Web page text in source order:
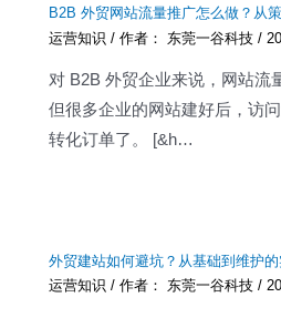
B2B 外贸网站流量推广怎么做？从
运营知识 / 作者： 东莞一谷科技/
对 B2B 外贸企业来说，网站流
但很多企业的网站建好后，访
转化订单了。 [&h…
外贸建站如何避坑？从基础到维护
运营知识 / 作者： 东莞一谷科技/